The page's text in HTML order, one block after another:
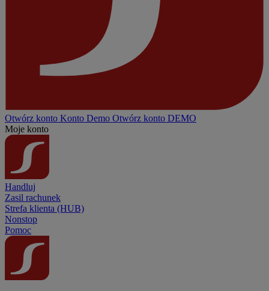
Otwórz konto Konto Demo Otwórz konto DEMO
Moje konto
Handluj
Zasil rachunek
Strefa klienta (HUB)
Nonstop
Pomoc